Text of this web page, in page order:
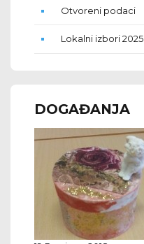
Otvoreni podaci
Lokalni izbori 2025
DOGAĐANJA